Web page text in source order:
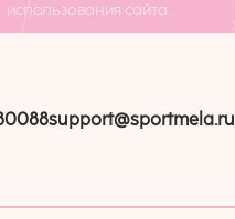
использования сайта.
support@sportmela.ru